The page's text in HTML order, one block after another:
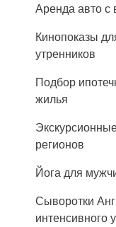
Аренда авто с
Кинопоказы
утренников
Подбор
жилья
регионов
Йога для
Сыворотки
интенсивного